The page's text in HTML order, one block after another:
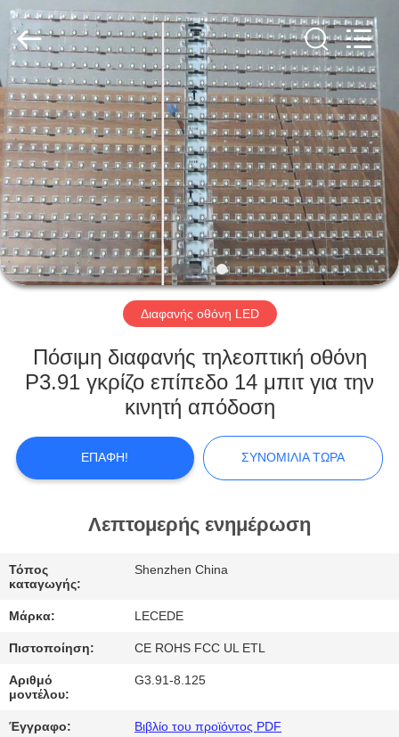
ΣΠΊΤΙ
ΠΡΟΪΌΝΤΑ
ΒΊΝΤΕΟ
ΕΜΦΆΝΙΣΗ
VR
ΠΕΡΊΠΟΥ
ΕΜΕΊΣ
ΓΎΡΟΣ
ΕΡΓΟΣΤΑΣΊΩΝ
ΠΟΙΟΤΙΚΌΣ
ΜΑΣ
ΕΠΑΦΉ
ΜΕ
Enterprise
Management
Services
Co.,LTD.
Rights
Reserved.
Developed
by
ECER
Διαφανής οθόνη LED
Πόσιμη διαφανής τηλεοπτική οθόνη
P3.91 γκρίζο επίπεδο 14 μπιτ για την
κινητή απόδοση
ΕΠΑΦΉ! ΣΥΝΟΜΙΛΊΑ ΤΏΡΑ
Λεπτομερής ενημέρωση
Τόπος
καταγωγής:
Shenzhen China
Μάρκα: LECEDE
Πιστοποίηση: CE ROHS FCC UL ETL
Αριθμό
μοντέλου:
G3.91-8.125
Έγγραφο: Βιβλίο του προϊόντος PDF